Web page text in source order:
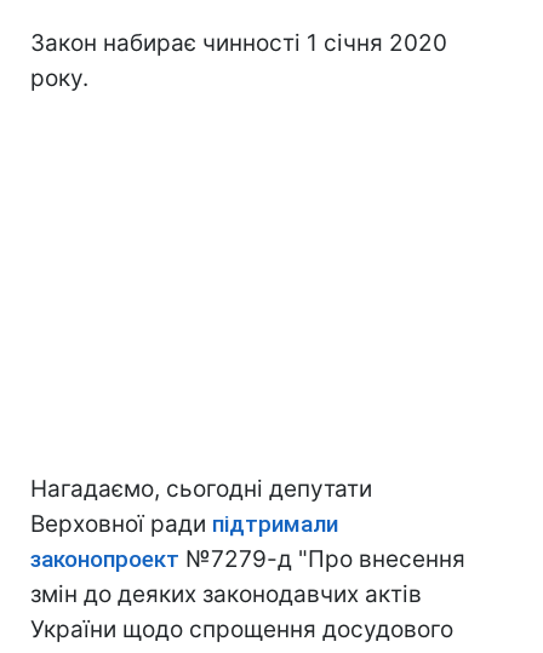
Закон набирає чинності 1 січня 2020
року.
Нагадаємо, сьогодні депутати
Верховної ради підтримали
законопроект №7279-д "Про внесення
змін до деяких законодавчих актів
України щодо спрощення досудового